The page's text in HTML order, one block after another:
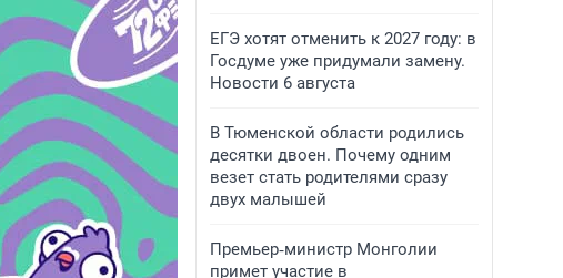
ЕГЭ хотят отменить к 2027 году: в
Госдуме уже придумали замену.
Новости 6 августа
В Тюменской области родились
десятки двоен. Почему одним
везет стать родителями сразу
двух малышей
Премьер‑министр Монголии
примет участие в